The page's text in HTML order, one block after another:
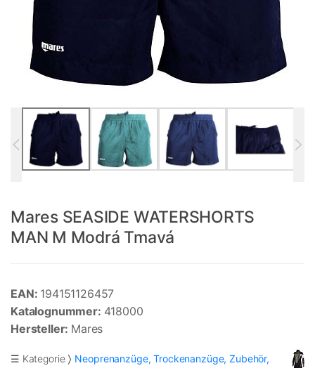
Mares SEASIDE WATERSHORTS
MAN M Modrá Tmavá
EAN: 194151126457
Katalognummer: 418000
Hersteller: Mares
☰ Kategorie
Neoprenanzüge, Trockenanzüge, Zubehör,